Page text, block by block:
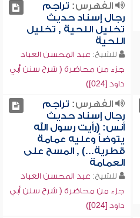
الفهرس: تراجم
رجال إسناد حديث
تخليل اللحية , تخليل
اللحية
للشيخ: عبد المحسن العباد
جزء من محاضرة ( شرح سنن أبي
داود [024])
الفهرس: تراجم
رجال إسناد حديث
أنس: (رأيت رسول الله
يتوضأ وعليه عمامة
قطرية...) , المسح على
العمامة
للشيخ: عبد المحسن العباد
جزء من محاضرة ( شرح سنن أبي
داود [024])